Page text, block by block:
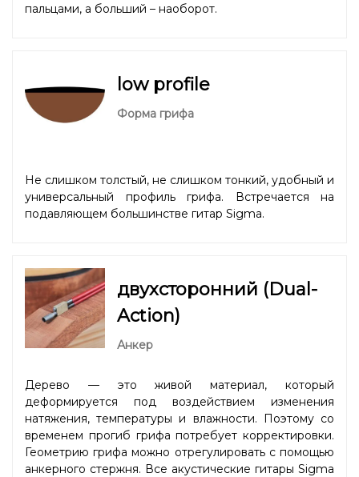
пальцами, а больший – наоборот.
low profile
Форма грифа
Не слишком толстый, не слишком тонкий, удобный и
универсальный профиль грифа. Встречается на
подавляющем большинстве гитар Sigma.
двухсторонний (Dual-
Action)
Анкер
Дерево — это живой материал, который
деформируется под воздействием изменения
натяжения, температуры и влажности. Поэтому со
временем прогиб грифа потребует корректировки.
Геометрию грифа можно отрегулировать с помощью
анкерного стержня. Все акустические гитары Sigma